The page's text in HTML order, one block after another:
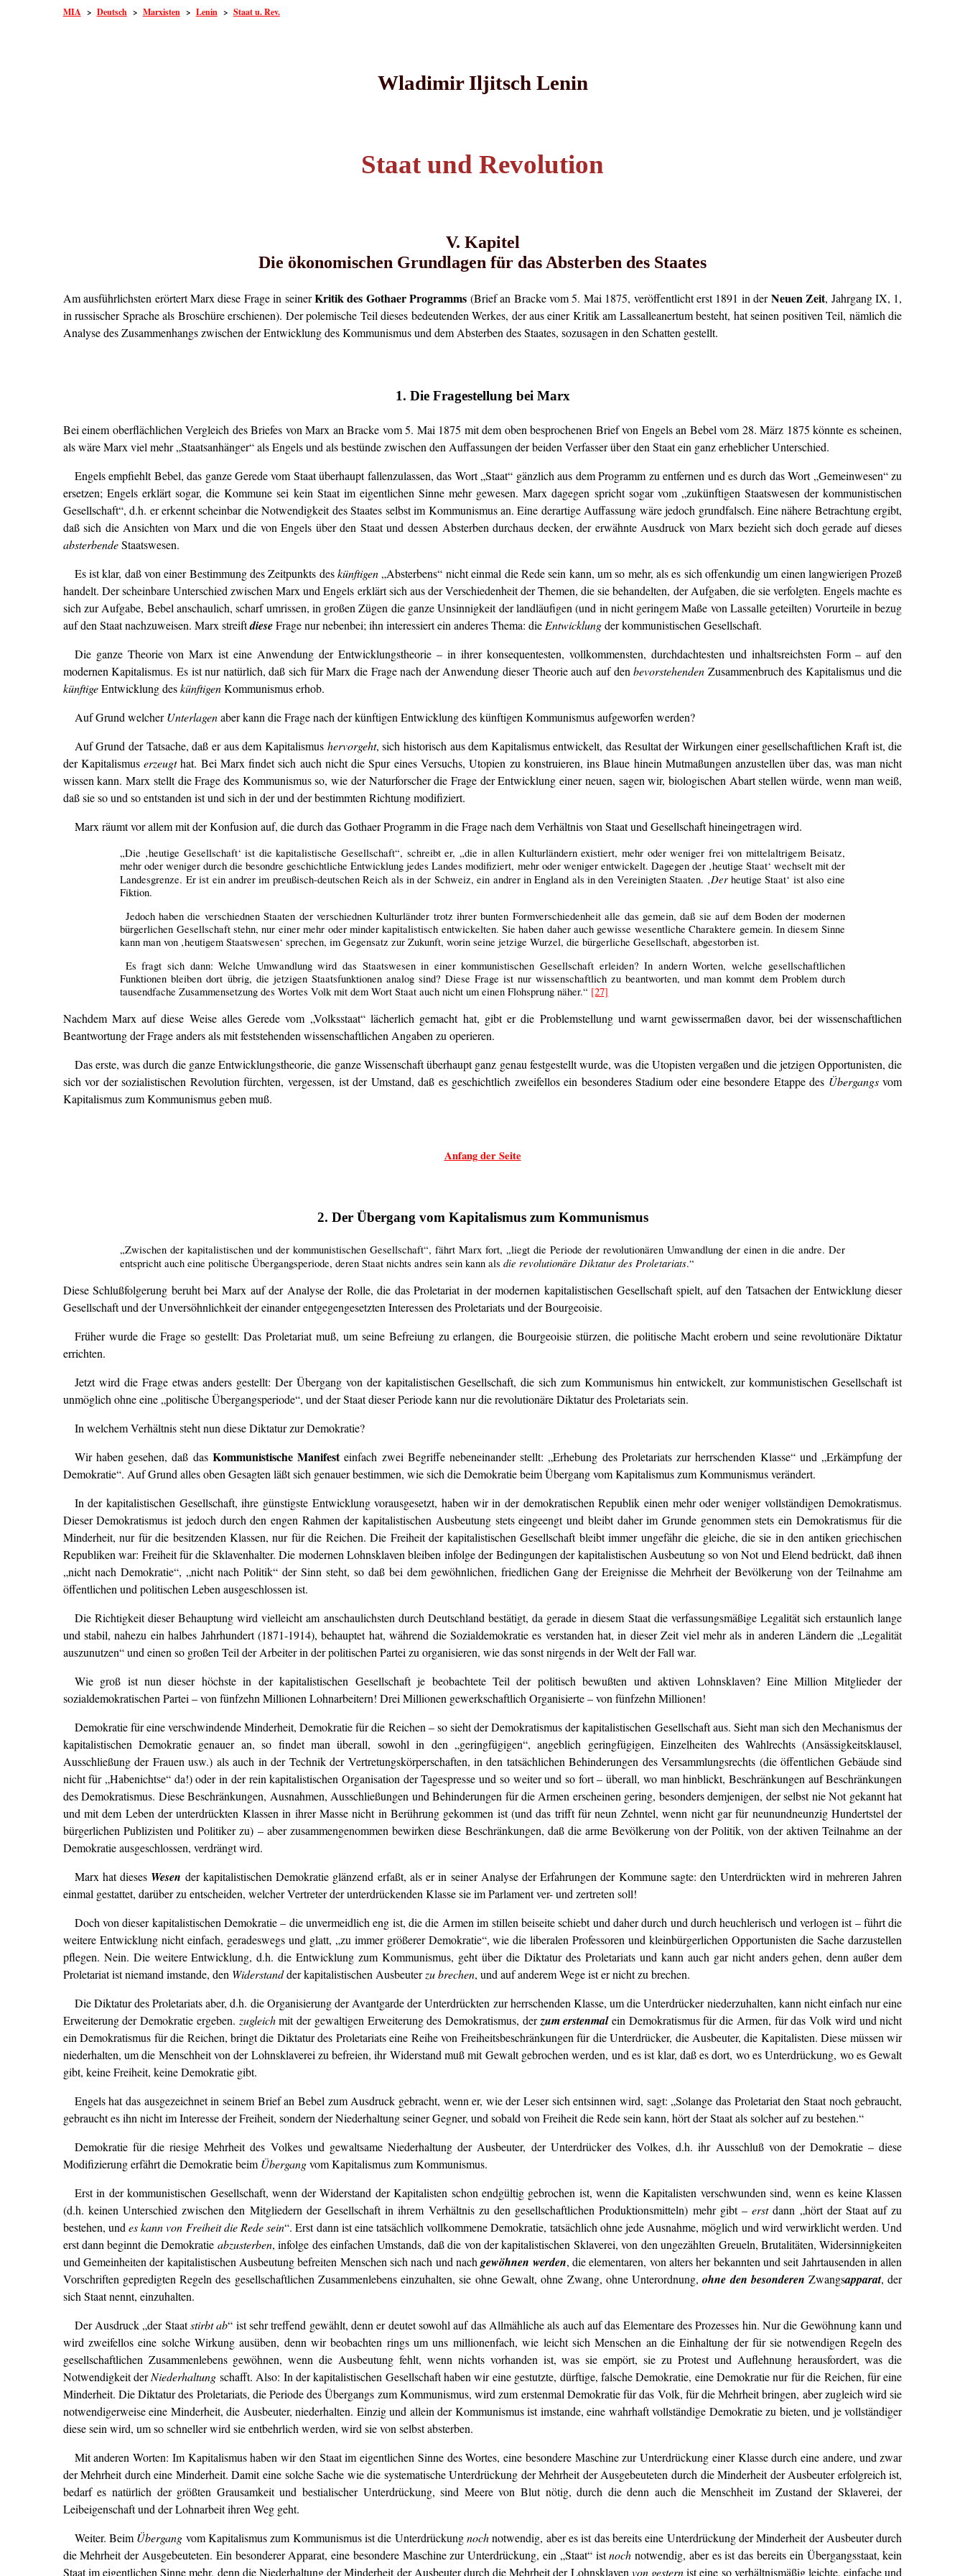
MIA > Deutsch> Marxisten> Lenin> Staat u. Rev.
Wladimir Iljitsch Lenin
Staat und Revolution
V. Kapitel
Die ökonomischen Grundlagen für das Absterben des Staates
Am ausführlichsten erörtert Marx diese Frage in seinerKritik des Gothaer Programms (Brief an Bracke vom 5. Mai 1875, veröffentlicht erst 1891 in derNeuen Zeit, Jahrgang IX, 1,
in russischer Sprache als Broschüre erschienen). Der polemische Teil dieses bedeutenden Werkes, der aus einer Kritik am Lassalleanertum besteht, hat seinen positiven Teil, nämlich die
Analyse des Zusammenhangs zwischen der Entwicklung des Kommunismus und dem Absterben des Staates, sozusagen in den Schatten gestellt.
1. Die Fragestellung bei Marx
Bei einem oberflächlichen Vergleich des Briefes von Marx an Bracke vom 5. Mai 1875 mit dem oben besprochenen Brief von Engels an Bebel vom 28. März 1875 könnte es scheinen,
als wäre Marx viel mehr „Staatsanhänger“ als Engels und als bestünde zwischen den Auffassungen der beiden Verfasser über den Staat ein ganz erheblicher Unterschied.
Engels empfiehlt Bebel, das ganze Gerede vom Staat überhaupt fallenzulassen, das Wort „Staat“ gänzlich aus dem Programm zu entfernen und es durch das Wort „Gemeinwesen“ zu
ersetzen; Engels erklärt sogar, die Kommune sei kein Staat im eigentlichen Sinne mehr gewesen. Marx dagegen spricht sogar vom „zukünftigen Staatswesen der kommunistischen
Gesellschaft“, d.h. er erkennt scheinbar die Notwendigkeit des Staates selbst im Kommunismus an. Eine derartige Auffassung wäre jedoch grundfalsch. Eine nähere Betrachtung ergibt,
daß sich die Ansichten von Marx und die von Engels über den Staat und dessen Absterben durchaus decken, der erwähnte Ausdruck von Marx bezieht sich doch gerade auf dieses
absterbendeStaatswesen.
Es ist klar, daß von einer Bestimmung des Zeitpunkts deskünftigen„Absterbens“ nicht einmal die Rede sein kann, um so mehr, als es sich offenkundig um einen langwierigen Prozeß
handelt. Der scheinbare Unterschied zwischen Marx und Engels erklärt sich aus der Verschiedenheit der Themen, die sie behandelten, der Aufgaben, die sie verfolgten. Engels machte es
sich zur Aufgabe, Bebel anschaulich, scharf umrissen, in großen Zügen die ganze Unsinnigkeit der landläufigen (und in nicht geringem Maße von Lassalle geteilten) Vorurteile in bezug
auf den Staat nachzuweisen. Marx streiftdieseFrage nur nebenbei; ihn interessiert ein anderes Thema: dieEntwicklungder kommunistischen Gesellschaft.
Die ganze Theorie von Marx ist eine Anwendung der Entwicklungstheorie – in ihrer konsequentesten, vollkommensten, durchdachtesten und inhaltsreichsten Form – auf den
modernen Kapitalismus. Es ist nur natürlich, daß sich für Marx die Frage nach der Anwendung dieser Theorie auch auf denbevorstehenden Zusammenbruch des Kapitalismus und die
künftigeEntwicklung deskünftigenKommunismus erhob.
Auf Grund welcherUnterlagenaber kann die Frage nach der künftigen Entwicklung des künftigen Kommunismus aufgeworfen werden?
Auf Grund der Tatsache, daß er aus dem Kapitalismus hervorgeht, sich historisch aus dem Kapitalismus entwickelt, das Resultat der Wirkungen einer gesellschaftlichen Kraft ist, die
der Kapitalismuserzeugthat. Bei Marx findet sich auch nicht die Spur eines Versuchs, Utopien zu konstruieren, ins Blaue hinein Mutmaßungen anzustellen über das, was man nicht
wissen kann. Marx stellt die Frage des Kommunismus so, wie der Naturforscher die Frage der Entwicklung einer neuen, sagen wir, biologischen Abart stellen würde, wenn man weiß,
daß sie so und so entstanden ist und sich in der und der bestimmten Richtung modifiziert.
Marx räumt vor allem mit der Konfusion auf, die durch das Gothaer Programm in die Frage nach dem Verhältnis von Staat und Gesellschaft hineingetragen wird.
„Die ‚heutige Gesellschaft‘ ist die kapitalistische Gesellschaft“, schreibt er, „die in allen Kulturländern existiert, mehr oder weniger frei von mittelaltrigem Beisatz,
mehr oder weniger durch die besondre geschichtliche Entwicklung jedes Landes modifiziert, mehr oder weniger entwickelt. Dagegen der ‚heutige Staat‘ wechselt mit der
Landesgrenze. Er ist ein andrer im preußisch-deutschen Reich als in der Schweiz, ein andrer in England als in den Vereinigten Staaten. ‚Derheutige Staat‘ ist also eine
Fiktion.
Jedoch haben die verschiednen Staaten der verschiednen Kulturländer trotz ihrer bunten Formverschiedenheit alle das gemein, daß sie auf dem Boden der modernen
bürgerlichen Gesellschaft stehn, nur einer mehr oder minder kapitalistisch entwickelten. Sie haben daher auch gewisse wesentliche Charaktere gemein. In diesem Sinne
kann man von ‚heutigem Staatswesen‘ sprechen, im Gegensatz zur Zukunft, worin seine jetzige Wurzel, die bürgerliche Gesellschaft, abgestorben ist.
Es fragt sich dann: Welche Umwandlung wird das Staatswesen in einer kommunistischen Gesellschaft erleiden? In andern Worten, welche gesellschaftlichen
Funktionen bleiben dort übrig, die jetzigen Staatsfunktionen analog sind? Diese Frage ist nur wissenschaftlich zu beantworten, und man kommt dem Problem durch
tausendfache Zusammensetzung des Wortes Volk mit dem Wort Staat auch nicht um einen Flohsprung näher.“ [27]
Nachdem Marx auf diese Weise alles Gerede vom „Volksstaat“ lächerlich gemacht hat, gibt er die Problemstellung und warnt gewissermaßen davor, bei der wissenschaftlichen
Beantwortung der Frage anders als mit feststehenden wissenschaftlichen Angaben zu operieren.
Das erste, was durch die ganze Entwicklungstheorie, die ganze Wissenschaft überhaupt ganz genau festgestellt wurde, was die Utopisten vergaßen und die jetzigen Opportunisten, die
sich vor der sozialistischen Revolution fürchten, vergessen, ist der Umstand, daß es geschichtlich zweifellos ein besonderes Stadium oder eine besondere Etappe des Übergangsvom
Kapitalismus zum Kommunismus geben muß.
Anfang der Seite
2. Der Übergang vom Kapitalismus zum Kommunismus
„Zwischen der kapitalistischen und der kommunistischen Gesellschaft“, fährt Marx fort, „liegt die Periode der revolutionären Umwandlung der einen in die andre. Der
entspricht auch eine politische Übergangsperiode, deren Staat nichts andres sein kann alsdie revolutionäre Diktatur des Proletariats.“
Diese Schlußfolgerung beruht bei Marx auf der Analyse der Rolle, die das Proletariat in der modernen kapitalistischen Gesellschaft spielt, auf den Tatsachen der Entwicklung dieser
Gesellschaft und der Unversöhnlichkeit der einander entgegengesetzten Interessen des Proletariats und der Bourgeoisie.
Früher wurde die Frage so gestellt: Das Proletariat muß, um seine Befreiung zu erlangen, die Bourgeoisie stürzen, die politische Macht erobern und seine revolutionäre Diktatur
errichten.
Jetzt wird die Frage etwas anders gestellt: Der Übergang von der kapitalistischen Gesellschaft, die sich zum Kommunismus hin entwickelt, zur kommunistischen Gesellschaft ist
unmöglich ohne eine „politische Übergangsperiode“, und der Staat dieser Periode kann nur die revolutionäre Diktatur des Proletariats sein.
In welchem Verhältnis steht nun diese Diktatur zur Demokratie?
Wir haben gesehen, daß das Kommunistische Manifesteinfach zwei Begriffe nebeneinander stellt: „Erhebung des Proletariats zur herrschenden Klasse“ und „Erkämpfung der
Demokratie“. Auf Grund alles oben Gesagten läßt sich genauer bestimmen, wie sich die Demokratie beim Übergang vom Kapitalismus zum Kommunismus verändert.
In der kapitalistischen Gesellschaft, ihre günstigste Entwicklung vorausgesetzt, haben wir in der demokratischen Republik einen mehr oder weniger vollständigen Demokratismus.
Dieser Demokratismus ist jedoch durch den engen Rahmen der kapitalistischen Ausbeutung stets eingeengt und bleibt daher im Grunde genommen stets ein Demokratismus für die
Minderheit, nur für die besitzenden Klassen, nur für die Reichen. Die Freiheit der kapitalistischen Gesellschaft bleibt immer ungefähr die gleiche, die sie in den antiken griechischen
Republiken war: Freiheit für die Sklavenhalter. Die modernen Lohnsklaven bleiben infolge der Bedingungen der kapitalistischen Ausbeutung so von Not und Elend bedrückt, daß ihnen
„nicht nach Demokratie“, „nicht nach Politik“ der Sinn steht, so daß bei dem gewöhnlichen, friedlichen Gang der Ereignisse die Mehrheit der Bevölkerung von der Teilnahme am
öffentlichen und politischen Leben ausgeschlossen ist.
Die Richtigkeit dieser Behauptung wird vielleicht am anschaulichsten durch Deutschland bestätigt, da gerade in diesem Staat die verfassungsmäßige Legalität sich erstaunlich lange
und stabil, nahezu ein halbes Jahrhundert (1871-1914), behauptet hat, während die Sozialdemokratie es verstanden hat, in dieser Zeit viel mehr als in anderen Ländern die „Legalität
auszunutzen“ und einen so großen Teil der Arbeiter in der politischen Partei zu organisieren, wie das sonst nirgends in der Welt der Fall war.
Wie groß ist nun dieser höchste in der kapitalistischen Gesellschaft je beobachtete Teil der politisch bewußten und aktiven Lohnsklaven? Eine Million Mitglieder der
sozialdemokratischen Partei – von fünfzehn Millionen Lohnarbeitern! Drei Millionen gewerkschaftlich Organisierte – von fünfzehn Millionen!
Demokratie für eine verschwindende Minderheit, Demokratie für die Reichen – so sieht der Demokratismus der kapitalistischen Gesellschaft aus. Sieht man sich den Mechanismus der
kapitalistischen Demokratie genauer an, so findet man überall, sowohl in den „geringfügigen“, angeblich geringfügigen, Einzelheiten des Wahlrechts (Ansässigkeitsklausel,
Ausschließung der Frauen usw.) als auch in der Technik der Vertretungskörperschaften, in den tatsächlichen Behinderungen des Versammlungsrechts (die öffentlichen Gebäude sind
nicht für „Habenichtse“ da!) oder in der rein kapitalistischen Organisation der Tagespresse und so weiter und so fort – überall, wo man hinblickt, Beschränkungen auf Beschränkungen
des Demokratismus. Diese Beschränkungen, Ausnahmen, Ausschließungen und Behinderungen für die Armen erscheinen gering, besonders demjenigen, der selbst nie Not gekannt hat
und mit dem Leben der unterdrückten Klassen in ihrer Masse nicht in Berührung gekommen ist (und das trifft für neun Zehntel, wenn nicht gar für neunundneunzig Hundertstel der
bürgerlichen Publizisten und Politiker zu) – aber zusammengenommen bewirken diese Beschränkungen, daß die arme Bevölkerung von der Politik, von der aktiven Teilnahme an der
Demokratie ausgeschlossen, verdrängt wird.
Marx hat dieses Wesen der kapitalistischen Demokratie glänzend erfaßt, als er in seiner Analyse der Erfahrungen der Kommune sagte: den Unterdrückten wird in mehreren Jahren
einmal gestattet, darüber zu entscheiden, welcher Vertreter der unterdrückenden Klasse sie im Parlament ver- und zertreten soll!
Doch von dieser kapitalistischen Demokratie – die unvermeidlich eng ist, die die Armen im stillen beiseite schiebt und daher durch und durch heuchlerisch und verlogen ist – führt die
weitere Entwicklung nicht einfach, geradeswegs und glatt, „zu immer größerer Demokratie“, wie die liberalen Professoren und kleinbürgerlichen Opportunisten die Sache darzustellen
pflegen. Nein. Die weitere Entwicklung, d.h. die Entwicklung zum Kommunismus, geht über die Diktatur des Proletariats und kann auch gar nicht anders gehen, denn außer dem
Proletariat ist niemand imstande, den Widerstandder kapitalistischen Ausbeuterzu brechen, und auf anderem Wege ist er nicht zu brechen.
Die Diktatur des Proletariats aber, d.h. die Organisierung der Avantgarde der Unterdrückten zur herrschenden Klasse, um die Unterdrücker niederzuhalten, kann nicht einfach nur eine
Erweiterung der Demokratie ergeben. zugleichmit der gewaltigen Erweiterung des Demokratismus, derzum erstenmalein Demokratismus für die Armen, für das Volk wird und nicht
ein Demokratismus für die Reichen, bringt die Diktatur des Proletariats eine Reihe von Freiheitsbeschränkungen für die Unterdrücker, die Ausbeuter, die Kapitalisten. Diese müssen wir
niederhalten, um die Menschheit von der Lohnsklaverei zu befreien, ihr Widerstand muß mit Gewalt gebrochen werden, und es ist klar, daß es dort, wo es Unterdrückung, wo es Gewalt
gibt, keine Freiheit, keine Demokratie gibt.
Engels hat das ausgezeichnet in seinem Brief an Bebel zum Ausdruck gebracht, wenn er, wie der Leser sich entsinnen wird, sagt: „Solange das Proletariat den Staat noch gebraucht,
gebraucht es ihn nicht im Interesse der Freiheit, sondern der Niederhaltung seiner Gegner, und sobald von Freiheit die Rede sein kann, hört der Staat als solcher auf zu bestehen.“
Demokratie für die riesige Mehrheit des Volkes und gewaltsame Niederhaltung der Ausbeuter, der Unterdrücker des Volkes, d.h. ihr Ausschluß von der Demokratie – diese
Modifizierung erfährt die Demokratie beimÜbergangvom Kapitalismus zum Kommunismus.
Erst in der kommunistischen Gesellschaft, wenn der Widerstand der Kapitalisten schon endgültig gebrochen ist, wenn die Kapitalisten verschwunden sind, wenn es keine Klassen
(d.h. keinen Unterschied zwischen den Mitgliedern der Gesellschaft in ihrem Verhältnis zu den gesellschaftlichen Produktionsmitteln) mehr gibt –erstdann „hört der Staat auf zu
bestehen, undes kann von Freiheit die Rede sein“. Erst dann ist eine tatsächlich vollkommene Demokratie, tatsächlich ohne jede Ausnahme, möglich und wird verwirklicht werden. Und
erst dann beginnt die Demokratie abzusterben, infolge des einfachen Umstands, daß die von der kapitalistischen Sklaverei, von den ungezählten Greueln, Brutalitäten, Widersinnigkeiten
und Gemeinheiten der kapitalistischen Ausbeutung befreiten Menschen sich nach und nachgewöhnen werden, die elementaren, von alters her bekannten und seit Jahrtausenden in allen
Vorschriften gepredigten Regeln des gesellschaftlichen Zusammenlebens einzuhalten, sie ohne Gewalt, ohne Zwang, ohne Unterordnung,ohne den besonderen Zwangsapparat, der
sich Staat nennt, einzuhalten.
Der Ausdruck „der Staatstirbt ab“ ist sehr treffend gewählt, denn er deutet sowohl auf das Allmähliche als auch auf das Elementare des Prozesses hin. Nur die Gewöhnung kann und
wird zweifellos eine solche Wirkung ausüben, denn wir beobachten rings um uns millionenfach, wie leicht sich Menschen an die Einhaltung der für sie notwendigen Regeln des
gesellschaftlichen Zusammenlebens gewöhnen, wenn die Ausbeutung fehlt, wenn nichts vorhanden ist, was sie empört, sie zu Protest und Auflehnung herausfordert, was die
Notwendigkeit derNiederhaltung schafft. Also: In der kapitalistischen Gesellschaft haben wir eine gestutzte, dürftige, falsche Demokratie, eine Demokratie nur für die Reichen, für eine
Minderheit. Die Diktatur des Proletariats, die Periode des Übergangs zum Kommunismus, wird zum erstenmal Demokratie für das Volk, für die Mehrheit bringen, aber zugleich wird sie
notwendigerweise eine Minderheit, die Ausbeuter, niederhalten. Einzig und allein der Kommunismus ist imstande, eine wahrhaft vollständige Demokratie zu bieten, und je vollständiger
diese sein wird, um so schneller wird sie entbehrlich werden, wird sie von selbst absterben.
Mit anderen Worten: Im Kapitalismus haben wir den Staat im eigentlichen Sinne des Wortes, eine besondere Maschine zur Unterdrückung einer Klasse durch eine andere, und zwar
der Mehrheit durch eine Minderheit. Damit eine solche Sache wie die systematische Unterdrückung der Mehrheit der Ausgebeuteten durch die Minderheit der Ausbeuter erfolgreich ist,
bedarf es natürlich der größten Grausamkeit und bestialischer Unterdrückung, sind Meere von Blut nötig, durch die denn auch die Menschheit im Zustand der Sklaverei, der
Leibeigenschaft und der Lohnarbeit ihren Weg geht.
Weiter. BeimÜbergang vom Kapitalismus zum Kommunismus ist die Unterdrückungnochnotwendig, aber es ist das bereits eine Unterdrückung der Minderheit der Ausbeuter durch
die Mehrheit der Ausgebeuteten. Ein besonderer Apparat, eine besondere Maschine zur Unterdrückung, ein „Staat“ istnoch notwendig, aber es ist das bereits ein Übergangsstaat, kein
Staat im eigentlichen Sinne mehr, denn die Niederhaltung der Minderheit der Ausbeuter durch die Mehrheit der Lohnsklaven von gesternist eine so verhältnismäßig leichte, einfache und